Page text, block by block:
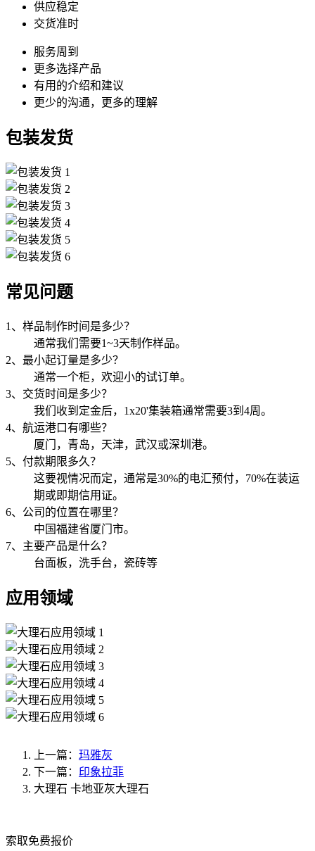
供应稳定
交货准时
服务周到
更多选择产品
有用的介绍和建议
更少的沟通，更多的理解
包装发货
常见问题
1、样品制作时间是多少？
通常我们需要1~3天制作样品。
2、最小起订量是多少？
通常一个柜，欢迎小的试订单。
3、交货时间是多少？
我们收到定金后，1x20'集装箱通常需要3到4周。
4、航运港口有哪些？
厦门，青岛，天津，武汉或深圳港。
5、付款期限多久？
这要视情况而定，通常是30%的电汇预付，70%在装运
期或即期信用证。
6、公司的位置在哪里？
中国福建省厦门市。
7、主要产品是什么？
台面板，洗手台，瓷砖等
应用领域
上一篇： 玛雅灰
下一篇： 印象拉菲
大理石 卡地亚灰大理石
索取免费报价